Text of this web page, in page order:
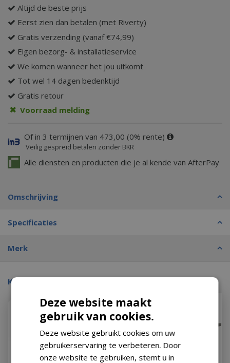
Altijd de beste prijs
Eerst zien dan betalen (met Riverty)
Gratis verzending (vanaf €74,99)
Eigen bezorg- & installatieservice
We komen wanneer het jou uitkomt
Tot wel 14 dagen bedenktijd
Gratis retour
Voorraad melding
Of in 3 termijnen van 473,00 (0% rente)
Veilig gespreid betalen zonder BKR
Alle diensten en producten die je al kende van AfterPay
Omschrijving
Specificaties
Merk
Kijk ook eens naar:
Deze website maakt
gebruik van cookies.
Deze website gebruikt cookies om uw
gebruikerservaring te verbeteren. Door
onze website te gebruiken, stemt u in